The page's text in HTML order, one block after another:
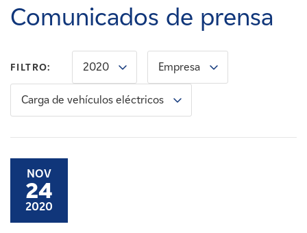
Carreras
Noticias
Contacte con
Comunicados de prensa
FILTRO: 2020 Empresa
Carga de vehículos eléctricos
NOV
24
2020